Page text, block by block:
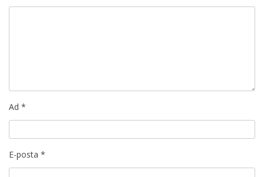
Ad *
E-posta *